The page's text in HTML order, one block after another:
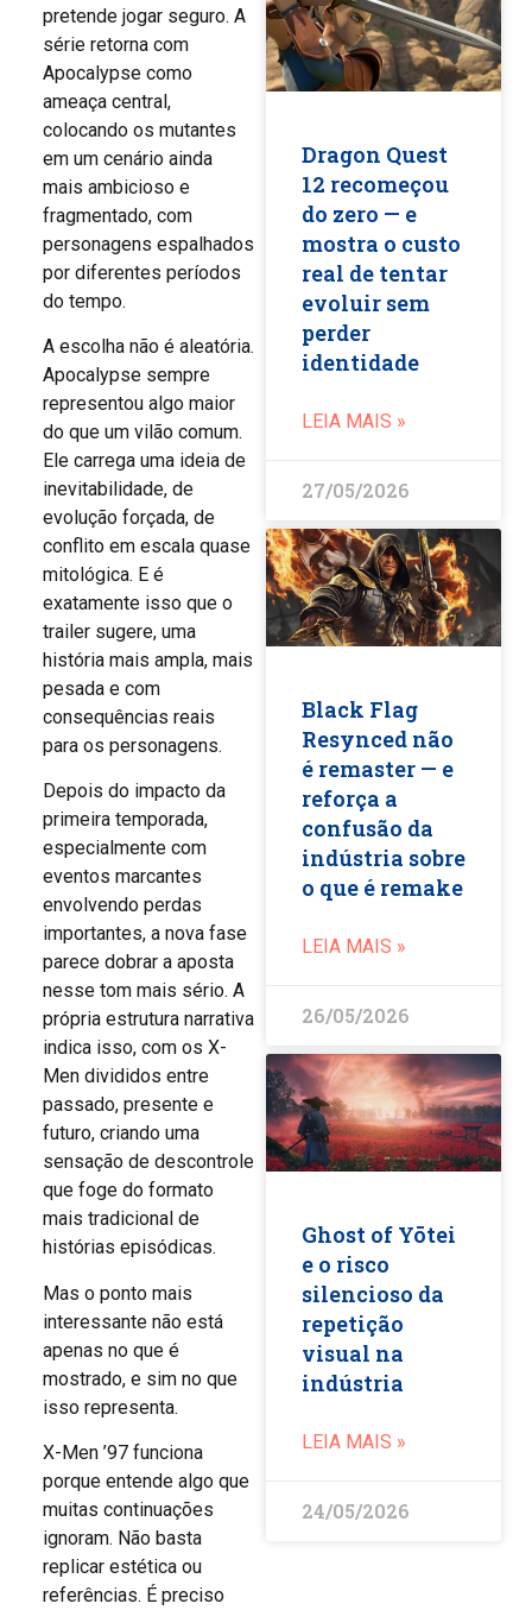
pretende jogar seguro. A
série retorna com
Apocalypse como
ameaça central,
colocando os mutantes
em um cenário ainda
mais ambicioso e
fragmentado, com
personagens espalhados
por diferentes períodos
do tempo.
A escolha não é aleatória.
Apocalypse sempre
representou algo maior
do que um vilão comum.
Ele carrega uma ideia de
inevitabilidade, de
evolução forçada, de
conflito em escala quase
mitológica. E é
exatamente isso que o
trailer sugere, uma
história mais ampla, mais
pesada e com
consequências reais
para os personagens.
Depois do impacto da
primeira temporada,
especialmente com
eventos marcantes
envolvendo perdas
importantes, a nova fase
parece dobrar a aposta
nesse tom mais sério. A
própria estrutura narrativa
indica isso, com os X-
Men divididos entre
passado, presente e
futuro, criando uma
sensação de descontrole
que foge do formato
mais tradicional de
histórias episódicas.
Mas o ponto mais
interessante não está
apenas no que é
mostrado, e sim no que
isso representa.
X-Men ’97 funciona
porque entende algo que
muitas continuações
ignoram. Não basta
replicar estética ou
referências. É preciso
Dragon Quest
12 recomeçou
do zero — e
mostra o custo
real de tentar
evoluir sem
perder
identidade
LEIA MAIS »
27/05/2026
Black Flag
Resynced não
é remaster — e
reforça a
confusão da
indústria sobre
o que é remake
LEIA MAIS »
26/05/2026
Ghost of Yōtei
e o risco
silencioso da
repetição
visual na
indústria
LEIA MAIS »
24/05/2026